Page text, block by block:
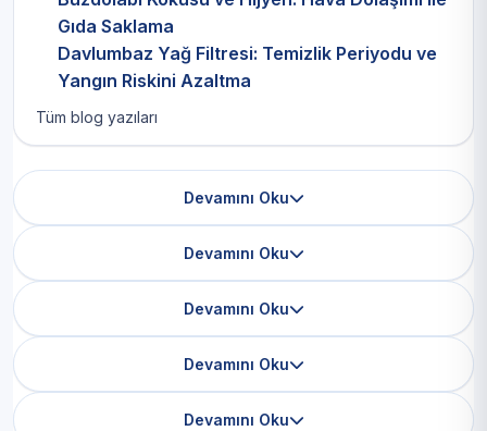
Gıda Saklama
Davlumbaz Yağ Filtresi: Temizlik Periyodu ve
Yangın Riskini Azaltma
Tüm blog yazıları
Devamını Oku
Devamını Oku
Devamını Oku
Devamını Oku
Devamını Oku